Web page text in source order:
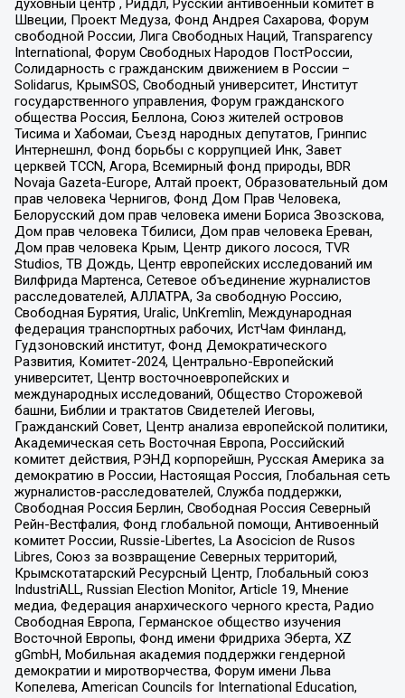
духовный центр , Риддл, Русский антивоенный комитет в
Швеции, Проект Медуза, Фонд Андрея Сахарова, Форум
свободной России, Лига Свободных Наций, Transparеncy
International, Форум Свободных Народов ПостРоссии,
Солидарность с гражданским движением в России –
Solidarus, КрымSOS, Свободный университет, Институт
государственного управления, Форум гражданского
общества Россия, Беллона, Союз жителей островов
Тисима и Хабомаи, Съезд народных депутатов, Гринпис
Интернешнл, Фонд борьбы с коррупцией Инк, Завет
церквей TCCN, Агора, Всемирный фонд природы, BDR
Novaja Gazeta-Europe, Алтай проект, Образовательный дом
прав человека Чернигов, Фонд Дом Прав Человека,
Белорусский дом прав человека имени Бориса Звозскова,
Дом прав человека Тбилиси, Дом прав человека Ереван,
Дом прав человека Крым, Центр дикого лосося, TVR
Studios, ТВ Дождь, Центр европейских исследований им
Вилфрида Мартенса, Сетевое объединение журналистов
расследователей, АЛЛАТРА, За свободную Россию,
Свободная Бурятия, Uralic, UnKremlin, Международная
федерация транспортных рабочих, ИстЧам Финланд,
Гудзоновский институт, Фонд Демократического
Развития, Комитет-2024, Центрально-Европейский
университет, Центр восточноевропейских и
международных исследований, Общество Сторожевой
башни, Библии и трактатов Свидетелей Иеговы,
Гражданский Совет, Центр анализа европейской политики,
Академическая сеть Восточная Европа, Российский
комитет действия, РЭНД корпорейшн, Русская Америка за
демократию в России, Настоящая Россия, Глобальная сеть
журналистов-расследователей, Служба поддержки,
Свободная Россия Берлин, Свободная Россия Северный
Рейн-Вестфалия, Фонд глобальной помощи, Антивоенный
комитет России, Russie-Libertes, La Asocicion de Rusos
Libres, Союз за возвращение Северных территорий,
Крымскотатарский Ресурсный Центр, Глобальный союз
IndustriALL, Russian Election Monitor, Article 19, Мнение
медиа, Федерация анархического черного креста, Радио
Свободная Европа, Германское общество изучения
Восточной Европы, Фонд имени Фридриха Эберта, XZ
gGmbH, Мобильная академия поддержки гендерной
демократии и миротворчества, Форум имени Льва
Копелева, American Councils for International Education,